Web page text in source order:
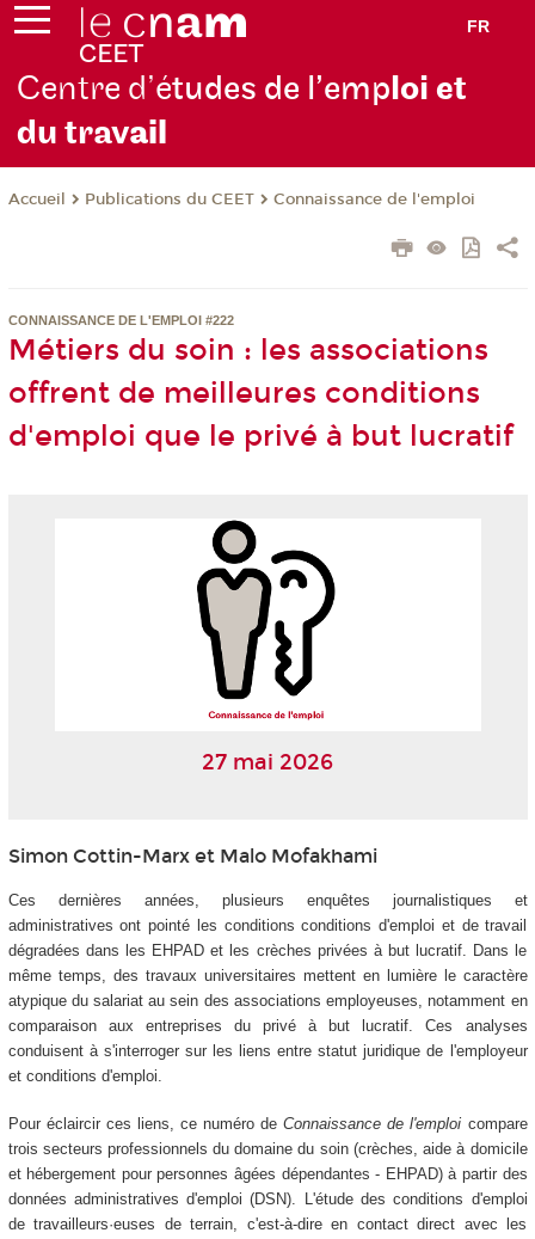
FR
Centre d’études de l’emploi et
du travail
Accueil Publications du CEET Connaissance de l'emploi
CONNAISSANCE DE L'EMPLOI #222
Métiers du soin : les associations
offrent de meilleures conditions
d'emploi que le privé à but lucratif
27 mai 2026
Simon Cottin-Marx et Malo Mofakhami
Ces dernières années, plusieurs enquêtes journalistiques et
administratives ont pointé les conditions conditions d'emploi et de travail
dégradées dans les EHPAD et les crèches privées à but lucratif. Dans le
même temps, des travaux universitaires mettent en lumière le caractère
atypique du salariat au sein des associations employeuses, notamment en
comparaison aux entreprises du privé à but lucratif. Ces analyses
conduisent à s'interroger sur les liens entre statut juridique de l'employeur
et conditions d'emploi.
Pour éclaircir ces liens, ce numéro deConnaissance de l'emploi compare
trois secteurs professionnels du domaine du soin (crèches, aide à domicile
et hébergement pour personnes âgées dépendantes - EHPAD) à partir des
données administratives d'emploi (DSN). L'étude des conditions d'emploi
de travailleurs·euses de terrain, c'est-à-dire en contact direct avec les